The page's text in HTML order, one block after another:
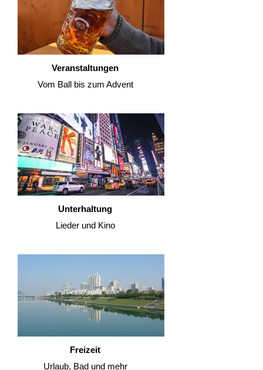
Veranstaltungen
Vom Ball bis zum Advent
Unterhaltung
Lieder und Kino
Freizeit
Urlaub, Bad und mehr